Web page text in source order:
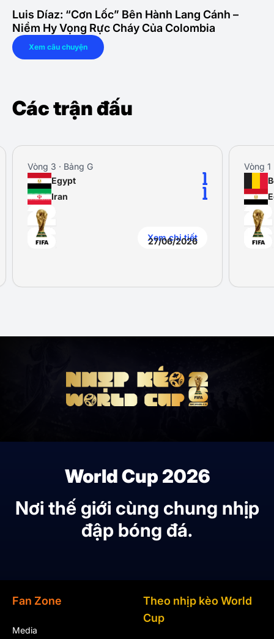
Luis Díaz: “Cơn Lốc” Bên Hành Lang Cánh –
Niềm Hy Vọng Rực Cháy Của Colombia
Xem câu chuyện
Các trận đấu
Vòng 3 · Bảng G
27/06/2026
Egypt
Iran
1
1
Xem chi tiết
Vòng 1
World Cup 2026
Nơi thế giới cùng chung nhịp
đập bóng đá.
Fan Zone
Media
Theo nhịp kèo World
Cup